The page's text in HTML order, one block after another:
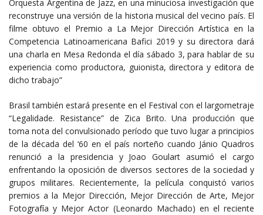
Orquesta Argentina de Jazz, en una minuciosa investigación que
reconstruye una versión de la historia musical del vecino país. El
filme obtuvo el Premio a La Mejor Dirección Artística en la
Competencia Latinoamericana Bafici 2019 y su directora dará
una charla en Mesa Redonda el día sábado 3, para hablar de su
experiencia como productora, guionista, directora y editora de
dicho trabajo”
Brasil también estará presente en el Festival con el largometraje
“Legalidade. Resistance” de Zica Brito. Una producción que
toma nota del convulsionado período que tuvo lugar a principios
de la década del ‘60 en el país norteño cuando Jánio Quadros
renunció a la presidencia y Joao Goulart asumió el cargo
enfrentando la oposición de diversos sectores de la sociedad y
grupos militares. Recientemente, la película conquistó varios
premios a la Mejor Dirección, Mejor Dirección de Arte, Mejor
Fotografía y Mejor Actor (Leonardo Machado) en el reciente